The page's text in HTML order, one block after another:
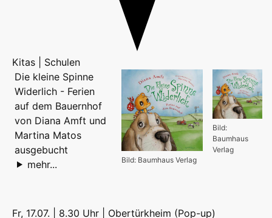
Kitas | Schulen
Bild:
Baumhaus
Verlag
Bild: Baumhaus Verlag
Die kleine Spinne
Widerlich - Ferien
auf dem Bauernhof
von Diana Amft und
Martina Matos
ausgebucht
mehr...
Fr, 17.07. | 8.30 Uhr | Obertürkheim (Pop-up)